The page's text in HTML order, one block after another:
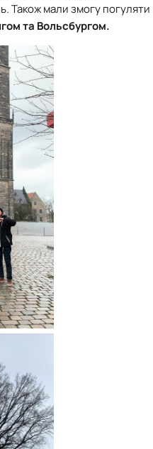
Також мали змогу погуляти
та Вольсбургом.